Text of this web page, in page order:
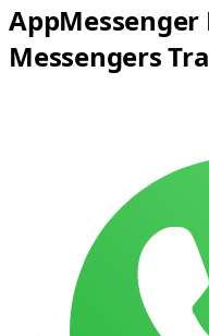
AppMessenger
Messengers